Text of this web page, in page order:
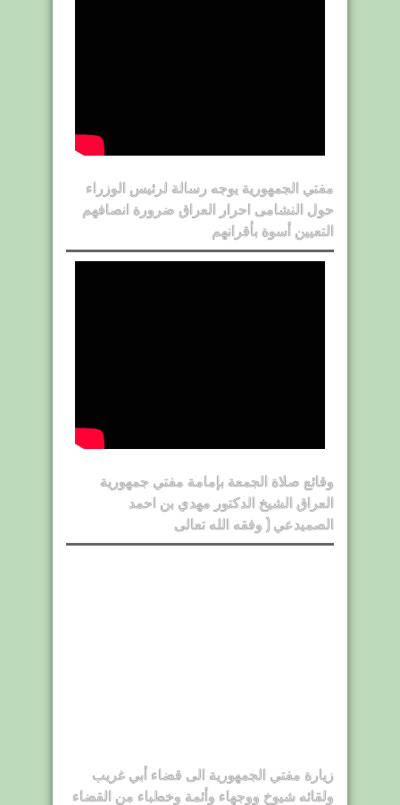
مفتي الجمهورية يوجه رسالة لرئيس الوزراء
حول النشامى احرار العراق ضرورة انصافهم
التعيين أسوة بأقرانهم
وقائع صلاة الجمعة بإمامة مفتي جمهورية
العراق الشيخ الدكتور مهدي بن احمد
الصميدعي ( وفقه الله تعالى
زيارة مفتي الجمهورية الى قضاء أبي غريب
ولقائه شيوخ ووجهاء وأئمة وخطباء من القضاء